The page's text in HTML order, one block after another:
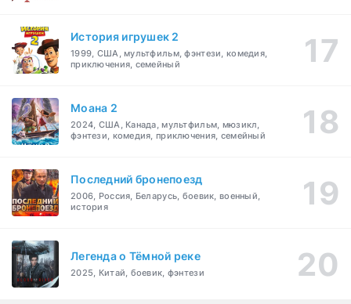
История игрушек 2
1999, США, мультфильм, фэнтези, комедия,
приключения, семейный
Моана 2
2024, США, Канада, мультфильм, мюзикл,
фэнтези, комедия, приключения, семейный
Последний бронепоезд
2006, Россия, Беларусь, боевик, военный,
история
Легенда о Тёмной реке
2025, Китай, боевик, фэнтези